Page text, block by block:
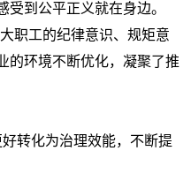
到公平正义就在身边。
职工的纪律意识、规矩意
的环境不断优化，凝聚了推
转化为治理效能，不断提